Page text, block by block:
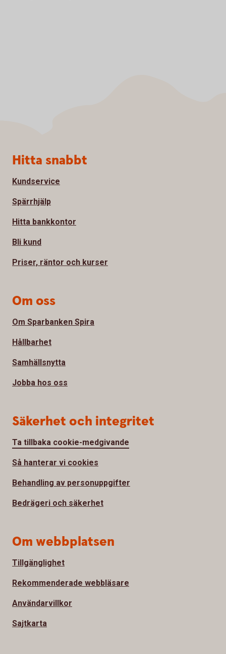
Sidfot
Hitta snabbt
Kundservice
Spärrhjälp
Hitta bankkontor
Bli kund
Priser, räntor och kurser
Om oss
Om Sparbanken Spira
Hållbarhet
Samhällsnytta
Jobba hos oss
Säkerhet och integritet
Ta tillbaka cookie-medgivande
Så hanterar vi cookies
Behandling av personuppgifter
Bedrägeri och säkerhet
Om webbplatsen
Tillgänglighet
Rekommenderade webbläsare
Användarvillkor
Sajtkarta